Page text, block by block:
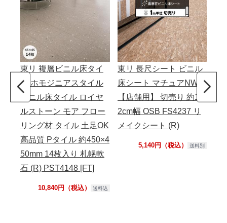
東リ 複層ビニル床タイ
ル ホモジニアスタイル
ビニル床タイル ロイヤ
ルストーン モア フロー
リング材 タイル 土足OK
高品質 Pタイル 約450×4
50mm 14枚入り 札幌軟
石 (R) PST4148 [FT]
10,840円（税込） 送料込
東リ 長尺シート ビニル
床シート マチュアNW
【店舗用】 切売り 約18
2cm幅 OSB FS4237 リ
メイクシート (R)
5,140円（税込） 送料別